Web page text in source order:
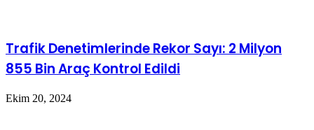
Trafik Denetimlerinde Rekor Sayı: 2 Milyon
855 Bin Araç Kontrol Edildi
Ekim 20, 2024